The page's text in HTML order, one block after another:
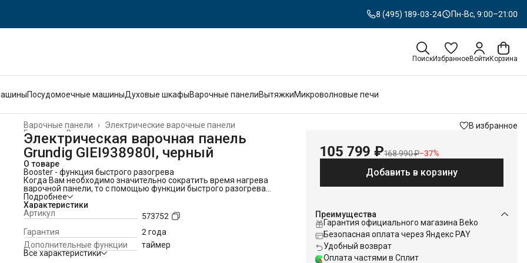
8 (495) 189-03-24 Пн-Вс, 9:00–21:00
ПоискИзбранноеВойти Корзина
Посудомоечные машиныДуховые шкафыВарочные панелиВытяжкиМикроволновые печи
Электрические варочные панели
Варочные панели
›
Встраиваемая техника
Главная
Электрическая варочная панель
Grundig GIEI938980I, черный
О товаре
Booster - функция быстрого разогрева
Когда Вам необходимо значительно сократить время нагрева
варочной панели, то с помощью функции быстрого разогрева
Booster Вы мгновенно разогреете нужную зону варочной
поверхности до максимального показателя мощности. MAX
мощность при обычном режиме 2000вт, а при Booster 2300, что
на 15% мощнее, а следовательно и быстрее.
Автоприготовление - просто выберите режим
С помощью этой функции Вы можете быстро начать готовку в 3х
режимах: подогрев, кипячение или жарка.
Не нужно подбирать температуру, просто выберите необходимый
Подробнее
Характеристики
Артикул
573752
Гарантия
2 года
Дополнительные функции
таймер
Все характеристики
В избранное
105 799 ₽168 990 ₽−37%
Добавить в корзину
Преимущества
Гарантия официального магазина Beko
Безопасная оплата через Яндекс PAY
Удобный возврат
Оплата частями в Сплит